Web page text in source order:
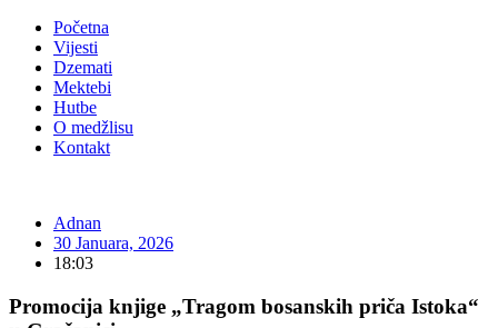
Početna
Vijesti
Dzemati
Mektebi
Hutbe
O medžlisu
Kontakt
Adnan
30 Januara, 2026
18:03
Promocija knjige „Tragom bosanskih priča Istoka“